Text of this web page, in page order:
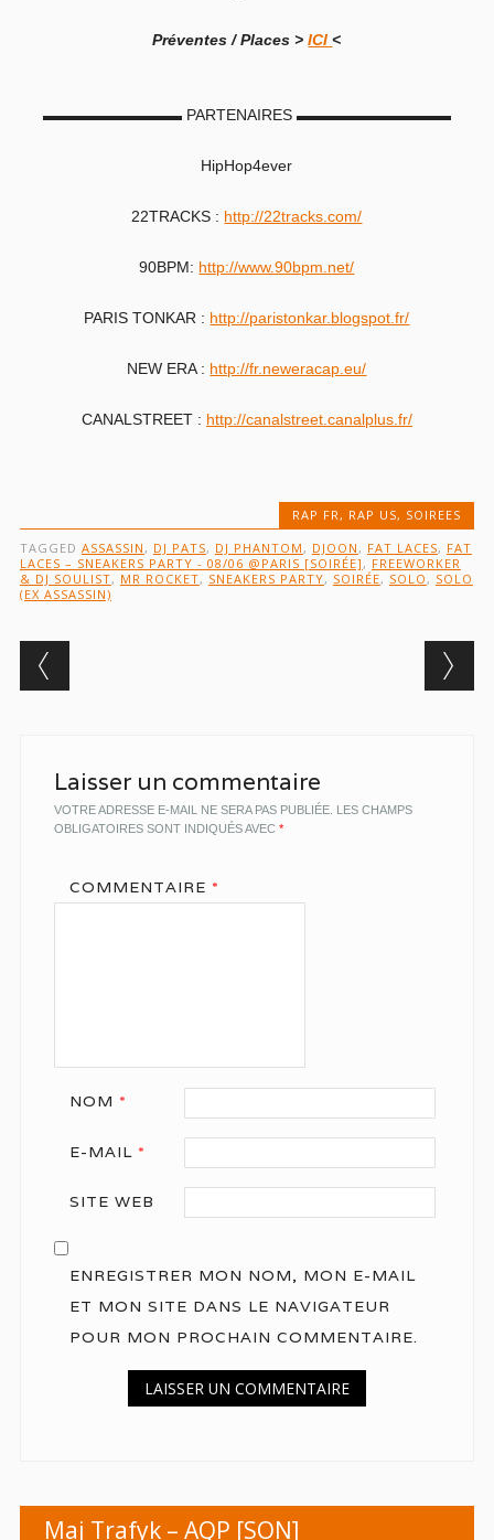
Préventes / Places >ICI<
▬▬▬▬▬▬▬▬▬ PARTENAIRES ▬▬▬▬▬▬▬▬▬▬
HipHop4ever
22TRACKS : http://22tracks.com/
90BPM: http://www.90bpm.net/
PARIS TONKAR : http://paristonkar.blogspot.fr/
NEW ERA : http://fr.neweracap.eu/
CANALSTREET : http://canalstreet.canalplus.fr/
RAP FR, RAP US, SOIREES
TAGGED ASSASSIN , DJ PATS, DJ PHANTOM , DJOON , FAT LACES, FAT
LACES – SNEAKERS PARTY - 08/06 @PARIS [SOIRÉE] , FREEWORKER
& DJ SOULIST, MR ROCKET, SNEAKERS PARTY, SOIRÉE, SOLO , SOLO
(EX ASSASSIN)
Post navigation
Laisser un commentaire
VOTRE ADRESSE E-MAIL NE SERA PAS PUBLIÉE.
LES CHAMPS
OBLIGATOIRES SONT INDIQUÉS AVEC *
COMMENTAIRE *
NOM *
E-MAIL *
SITE WEB
ENREGISTRER MON NOM, MON E-MAIL
ET MON SITE DANS LE NAVIGATEUR
POUR MON PROCHAIN COMMENTAIRE.
Maj Trafyk – AQP [SON]